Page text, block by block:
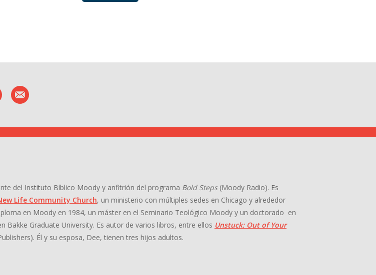
del Instituto Bíblico Moody y anfitrión del programa Bold Steps(Moody Radio). Es
Life Community Church, un ministerio con múltiples sedes en Chicago y alrededor
en Moody en 1984, un máster en el Seminario Teológico Moody y un doctorado en
Bakke Graduate University. Es autor de varios libros, entre ellos Unstuck: Out of Your
Él y su esposa, Dee, tienen tres hijos adultos.